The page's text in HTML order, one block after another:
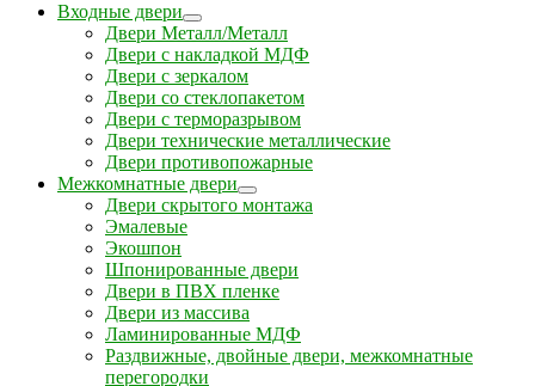
Входные двери
Двери Металл/Металл
Двери с накладкой МДФ
Двери с зеркалом
Двери со стеклопакетом
Двери с терморазрывом
Двери технические металлические
Двери противопожарные
Межкомнатные двери
Двери скрытого монтажа
Эмалевые
Экошпон
Шпонированные двери
Двери в ПВХ пленке
Двери из массива
Ламинированные МДФ
Раздвижные, двойные двери, межкомнатные
перегородки